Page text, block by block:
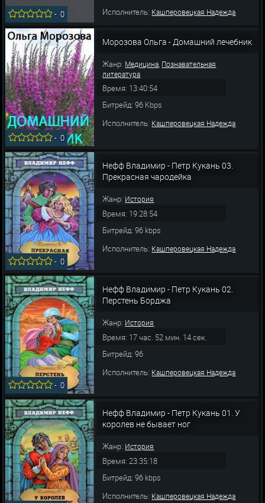
-0
Исполнитель: Кашперовецкая Надежда
-0
Морозова Ольга - Домашний лечебник
Жанр: Медицина Познавательная
литература
Время: 13:40:54
Битрейд: 96 Kbps
Исполнитель: Кашперовецкая Надежда
-0
Нефф Владимир - Петр Кукань 03.
Прекрасная чародейка
Жанр: История
Время: 19:28:54
Битрейд: 96 kbps
Исполнитель: Кашперовецкая Надежда
-0
Нефф Владимир - Петр Кукань 02.
Перстень Борджа
Жанр: История
Время: 17 час. 52 мин. 14 сек.
Битрейд: 96
Исполнитель: Кашперовецкая Надежда
Нефф Владимир - Петр Кукань 01. У
королев не бывает ног
Жанр: История
Время: 23:35:18
Битрейд: 96 kbps
Исполнитель: Кашперовецкая Надежда